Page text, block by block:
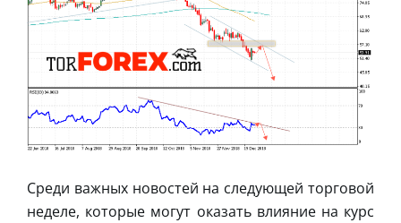
Среди важных новостей на следующей торговой
неделе, которые могут оказать влияние на курс